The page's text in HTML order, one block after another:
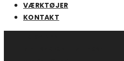
VÆRKTØJER
KONTAKT